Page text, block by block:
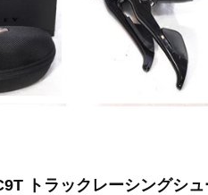
トラックレーシングシ